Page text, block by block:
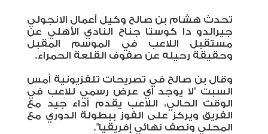
تحدث هشام بن صالح وكيل أعمال الانجولي
جيرالدو دا كوستا جناح النادي الأهلي عن
مستقبل اللاعب في الموسم المقبل
وحقيقة رحيله عن صفوف القلعة الحمراء.
وقال بن صالح في تصريحات تلفزيونية أمس
السبت "لا يوجد أي عرض رسمي للاعب في
الوقت الحالي، اللاعب يقدم أداء جيد مع
الفريق ويركز على الفوز ببطولة الدوري مع
المحلي ونصف نهائي إفريقيا".